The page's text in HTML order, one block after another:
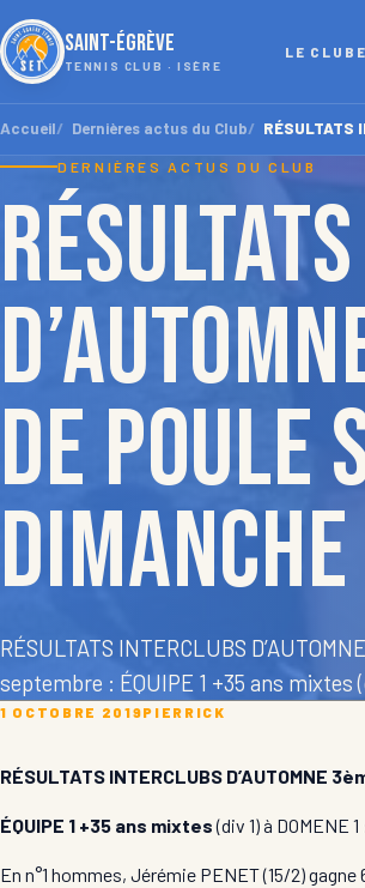
SAINT-ÉGRÈVE
TENNIS CLUB · ISÈRE
LE CLUB
Accueil Dernières actus du Club RÉSULTATS
DERNIÈRES ACTUS DU CLUB
de poule
RÉSULTATS INTERCLUBS
septembre : ÉQUIPE 1 +35 ans mixtes
1 OCTOBRE 2019PIERRICK
RÉSULTATS INTERCLUBS
ÉQUIPE 1 +35 ans mixtes(div 1) à DOMENE 1
En n°1 hommes, Jérémie PENET (15/2) gagne